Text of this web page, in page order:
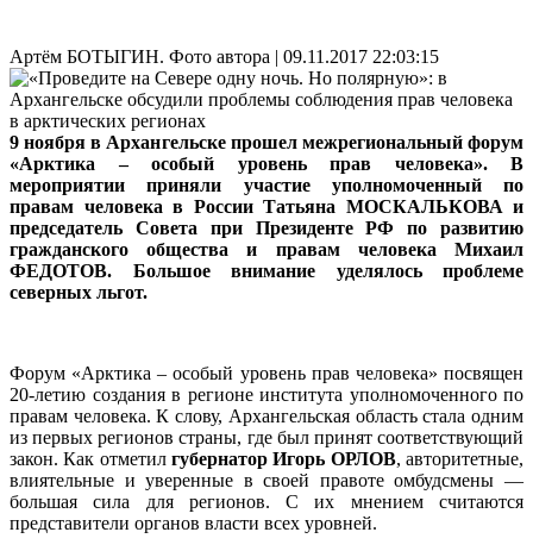
Артём БОТЫГИН. Фото автора | 09.11.2017 22:03:15
9 ноября в Архангельске прошел межрегиональный форум
«Арктика – особый уровень прав человека». В
мероприятии приняли участие уполномоченный по
правам человека в России Татьяна МОСКАЛЬКОВА и
председатель Совета при Президенте РФ по развитию
гражданского общества и правам человека Михаил
ФЕДОТОВ. Большое внимание уделялось проблеме
северных льгот.
Форум «Арктика – особый уровень прав человека» посвящен
20-летию создания в регионе института уполномоченного по
правам человека. К слову, Архангельская область стала одним
из первых регионов страны, где был принят соответствующий
закон. Как отметил губернатор Игорь ОРЛОВ, авторитетные,
влиятельные и уверенные в своей правоте омбудсмены —
большая сила для регионов. С их мнением считаются
представители органов власти всех уровней.